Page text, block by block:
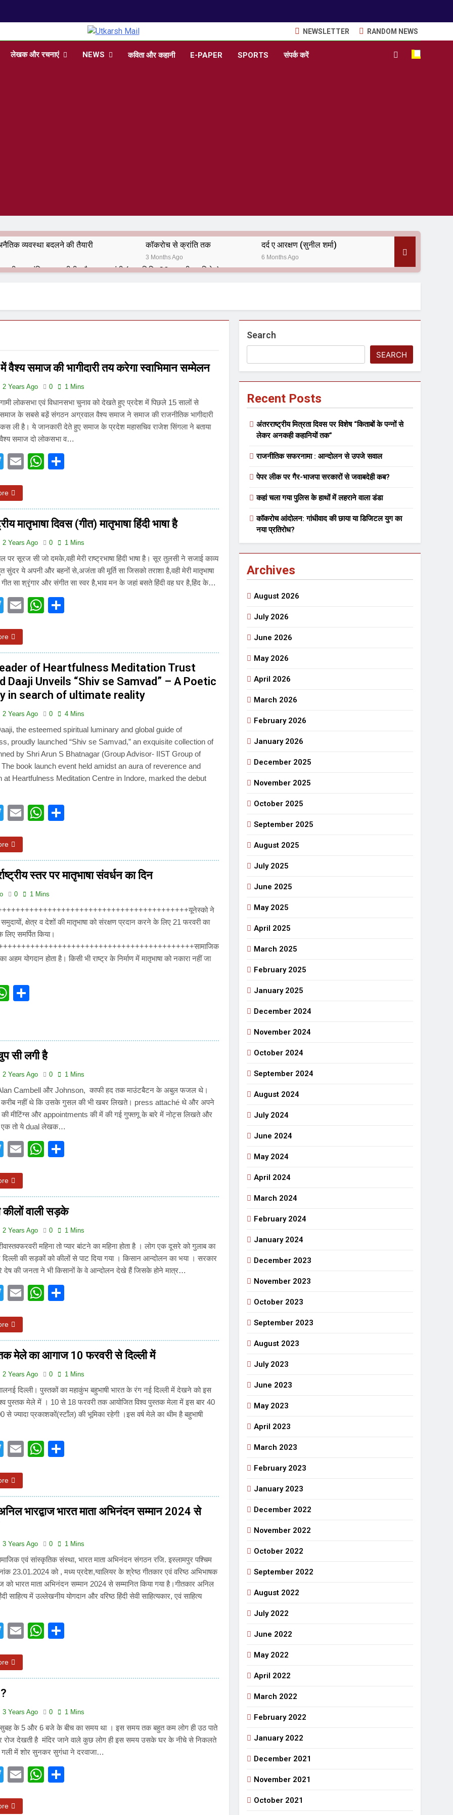
Mail
NEWSLETTER RANDOM NEWS
लेखक और रचनाएं NEWS कविता और कहानी E-PAPER SPORTS संपर्क करें
व्यवस्था बदलने की तैयारी कॉकरोच से क्रांति तक
3 Months Ago
दर्द ए आरक्षण (सुनील शर्मा)
6 Months Ago
भारतीय राजनीति में आज भी प्रासांगिक एव अद्वीतीय है महात्मा गांधी (पुण्य तिथि-30 जनवरी पर विशेष)
बंदा सिंह बहादुर की स्मृति में स्मारक निर्माण की दिशा में बढ़ते कदम
में 9 आतंकी ठिकानों पर भारत ने की एयर स्ट्राइक (ऑपरेशन सिन्दूर)
समाज समन्वय समिति के व्दारा‌ ‘राष्ट्रीय प्रबुद्ध ब्राह्मण‌ महासम्मेलन‌’ का सफल आयोजन
विलियम्स: एक ऐतिहासिक वापसी
(सम्पादकीय)
को मिला बेस्ट वालंटियर अवॉर्ड–लाल बिहारी लाल समाज सेवा मे तत्पर दानवीर परिवार
2 Years Ago
दिवस “ की बहुत बहुत बधाई भारत रत्न जननायक कर्पूरी ठाकुर
शर्मा ‘शरण’ (सम्पादकीय )
फरवरी) में अनुराधा प्रकाशन के स्टाल पर अपनी पुस्तक को प्रदर्शित/विमोचन हेतु संपर्क करें
भाषा की स्वीकृति
3 Years Ago
भव्यभाल पर एक सुरम्य तिलकहैं श्री हनुमानजी का जन्म महोत्सव का भव्य आयोजन
3 Years Ago
अंतरराष्ट्रीय मित्रता दिवस पर विशेष “किताबों के पन्नों से लेकर अनकही कहानियों तक” राजनीतिक सफरनामा : आन्दोलन से उपजे सवाल
सरकारों से जवाबदेही कब? कहां चला गया पुलिस के हाथों में लहराने वाला डंडा
5 Days Ago
की छाया या डिजिटल युग का नया प्रतिरोध? संस्मरण : गर्मी की छुट्टियां और बचपन
5 Days Ago
में वैश्य समाज की भागीदारी तय करेगा स्वाभिमान सम्मेलन
2 Years Ago 0 1 Mins
लोकसभा एवं विधानसभा चुनाव को देखते हुए प्रदेश में पिछले 15 सालों से
के सबसे बडे़ं संगठन अग्रवाल वैश्य समाज ने समाज की राजनीतिक भागीदारी
ली है। ये जानकारी देते हुए समाज के प्रदेश महासचिव राजेश सिंगला ने बताया
समाज दो लोकसभा व…
Twitter
EmailWhatsApp
मातृभाषा दिवस (गीत) मातृभाषा हिंदी भाषा है
2 Years Ago 0 1 Mins
पर सूरज सी जो दमके,वही मेरी राष्ट्रभाषा हिंदी भाषा है। सूर तुलसी ने सजाई काव्य
सुंदर ये अपनी और बहनों से,अजंता की मूर्ति सा जिसको तराशा है,वही मेरी मातृभाषा
गीत सा श्रृंगार और संगीत सा स्वर है,भाव मन के जहां बसते हिंदी वह घर है,हिंद के…
Twitter
EmailWhatsApp
of Heartfulness Meditation Trust
Daaji Unveils “Shiv se Samvad” – A Poetic
in search of ultimate reality
2 Years Ago 0 4 Mins
the esteemed spiritual luminary and global guide of
proudly launched “Shiv se Samvad,” an exquisite collection of
by Shri Arun S Bhatnagar (Group Advisor- IIST Group of
book launch event held amidst an aura of reverence and
at Heartfulness Meditation Centre in Indore, marked the debut
Twitter
EmailWhatsApp
स्तर पर मातृभाषा संवर्धन का दिन
0 1 Mins
ने
क्षेत्र व देशों की मातृभाषा को संरक्षण प्रदान करने के लिए 21 फरवरी का
लिए समर्पित किया।
अहम योगदान होता है। किसी भी राष्ट्र के निर्माण में मातृभाषा को नकारा नहीं जा
WhatsApp
सी लगी है
2 Years Ago 0 1 Mins
Cambell और Johnson, काफी हद तक माउंटबैटन के अबुल फजल थे।
करीब नहीं थे कि उसके गुसल की भी खबर लिखते। press attaché थे और अपने
मीटिंग्स और appointments की में की गई गुफ्तगू के बारे में नोट्स लिखते और
एक तो ये dual लेखक…
Twitter
EmailWhatsApp
कीलों वाली सड़के
2 Years Ago 0 1 Mins
महिना तो प्यार बांटने का महिना होता है । लोग एक दूसरे को गुलाब का
की सड़कों को कीलों से पाट दिया गया । किसान आन्दोलन का भया । सरकार
देष की जनता ने भी किसानों के वे आन्दोलन देखे हैं जिसके होने मात्र…
Twitter
EmailWhatsApp
मेले का आगाज 10 फरवरी से दिल्ली में
2 Years Ago 0 1 Mins
दिल्ली। पुस्तकों का महाकुंभ बहुभाषी भारत के रंग नई दिल्ली में देखने को इस
पुस्तक मेले में । 10 से 18 फरवरी तक आयोजित विश्व पुस्तक मेला में इस बार 40
ज्यादा प्रकाशकों(स्टाँल) की भूमिका रहेगी ।इस वर्ष मेले का थीम है बहुभाषी
Twitter
EmailWhatsApp
भारद्वाज भारत माता अभिनंदन सम्मान 2024 से
3 Years Ago 0 1 Mins
एवं सांस्कृतिक संस्था, भारत माता अभिनंदन संगठन रजि. इस्लामपुर पश्चिम
23.01.2024 को , मध्य प्रदेश,ग्वालियर के श्रेष्ठ गीतकार एवं वरिष्ठ अभिभाषक
को भारत माता अभिनंदन सम्मान 2024 से सम्मानित किया गया है।गीतकार अनिल
साहित्य में उल्लेखनीय योगदान और वरिष्ठ हिंदी सेवी साहित्यकार, एवं साहित्य
Twitter
EmailWhatsApp
3 Years Ago 0 1 Mins
सुबह के 5 और 6 बजे के बीच का समय था । इस समय तक बहुत कम लोग ही उठ पाते
रोज देखती है मंदिर जाने वाले कुछ लोग ही इस समय उसके घर के नीचे से निकलते
में शोर सुनकर सुगंधा ने दरवाजा…
Twitter
EmailWhatsApp
Search
SEARCH
Recent Posts
अंतरराष्ट्रीय मित्रता दिवस पर विशेष “किताबों के पन्नों से
लेकर अनकही कहानियों तक”
राजनीतिक सफरनामा : आन्दोलन से उपजे सवाल
पेपर लीक पर गैर-भाजपा सरकारों से जवाबदेही कब?
कहां चला गया पुलिस के हाथों में लहराने वाला डंडा
कॉकरोच आंदोलन: गांधीवाद की छाया या डिजिटल युग का
नया प्रतिरोध?
Archives
August 2026
July 2026
June 2026
May 2026
April 2026
March 2026
February 2026
January 2026
December 2025
November 2025
October 2025
September 2025
August 2025
July 2025
June 2025
May 2025
April 2025
March 2025
February 2025
January 2025
December 2024
November 2024
October 2024
September 2024
August 2024
July 2024
June 2024
May 2024
April 2024
March 2024
February 2024
January 2024
December 2023
November 2023
October 2023
September 2023
August 2023
July 2023
June 2023
May 2023
April 2023
March 2023
February 2023
January 2023
December 2022
November 2022
October 2022
September 2022
August 2022
July 2022
June 2022
May 2022
April 2022
March 2022
February 2022
January 2022
December 2021
November 2021
October 2021